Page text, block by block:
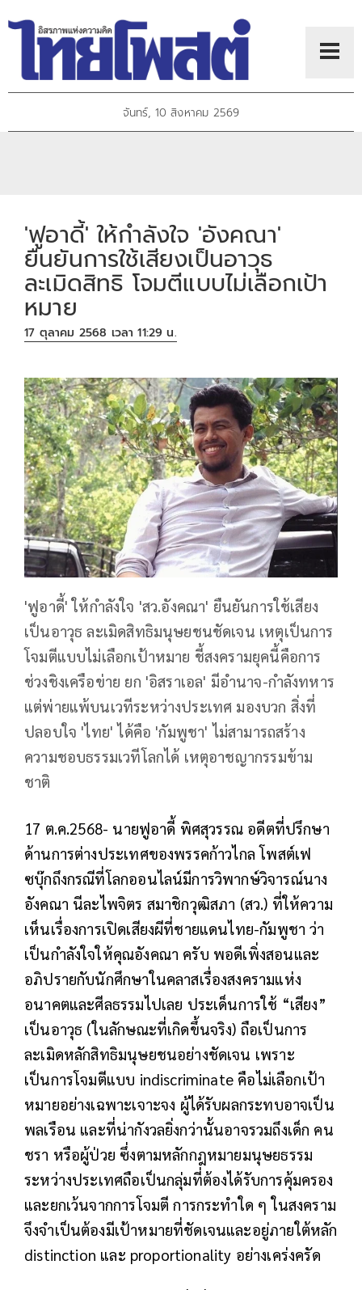
จันทร์, 10 สิงหาคม 2569
'ฟูอาดี้' ให้กำลังใจ 'อังคณา'
ยืนยันการใช้เสียงเป็นอาวุธ
ละเมิดสิทธิ โจมตีแบบไม่เลือกเป้า
หมาย
17 ตุลาคม 2568 เวลา 11:29 น.
'ฟูอาดี้' ให้กำลังใจ 'สว.อังคณา' ยืนยันการใช้เสียง
เป็นอาวุธ ละเมิดสิทธิมนุษยชนชัดเจน เหตุเป็นการ
โจมตีแบบไม่เลือกเป้าหมาย ชี้สงครามยุคนี้คือการ
ช่วงชิงเครือข่าย ยก 'อิสราเอล' มีอำนาจ-กำลังทหาร
แต่พ่ายแพ้บนเวทีระหว่างประเทศ มองบวก สิ่งที่
ปลอบใจ 'ไทย' ได้คือ 'กัมพูชา' ไม่สามารถสร้าง
ความชอบธรรมเวทีโลกได้ เหตุอาชญากรรมข้าม
ชาติ
17 ต.ค.2568- นายฟูอาดี้ พิศสุวรรณ อดีตที่ปรึกษา
ด้านการต่างประเทศของพรรคก้าวไกล โพสต์เฟ
ซบุ๊กถึงกรณีที่โลกออนไลน์มีการวิพากษ์วิจารณ์นาง
อังคณา นีละไพจิตร สมาชิกวุฒิสภา (สว.) ที่ให้ความ
เห็นเรื่องการเปิดเสียงผีที่ชายแดนไทย-กัมพูชา ว่า
เป็นกำลังใจให้คุณอังคณา ครับ พอดีเพิ่งสอนและ
อภิปรายกับนักศึกษาในคลาสเรื่องสงครามแห่ง
อนาคตและศีลธรรมไปเลย ประเด็นการใช้ “เสียง”
เป็นอาวุธ (ในลักษณะที่เกิดขึ้นจริง) ถือเป็นการ
ละเมิดหลักสิทธิมนุษยชนอย่างชัดเจน เพราะ
เป็นการโจมตีแบบ indiscriminate คือไม่เลือกเป้า
หมายอย่างเฉพาะเจาะจง ผู้ได้รับผลกระทบอาจเป็น
พลเรือน และที่น่ากังวลยิ่งกว่านั้นอาจรวมถึงเด็ก คน
ชรา หรือผู้ป่วย ซึ่งตามหลักกฎหมายมนุษยธรรม
ระหว่างประเทศถือเป็นกลุ่มที่ต้องได้รับการคุ้มครอง
และยกเว้นจากการโจมตี การกระทำใด ๆ ในสงคราม
จึงจำเป็นต้องมีเป้าหมายที่ชัดเจนและอยู่ภายใต้หลัก
distinction และ proportionality อย่างเคร่งครัด